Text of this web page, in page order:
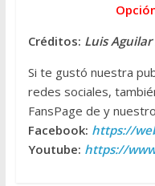
Créditos: Luis Aguilar
Si te gustó nuestra
redes sociales,
FansPage de y
Facebook: https://
Youtube: https://